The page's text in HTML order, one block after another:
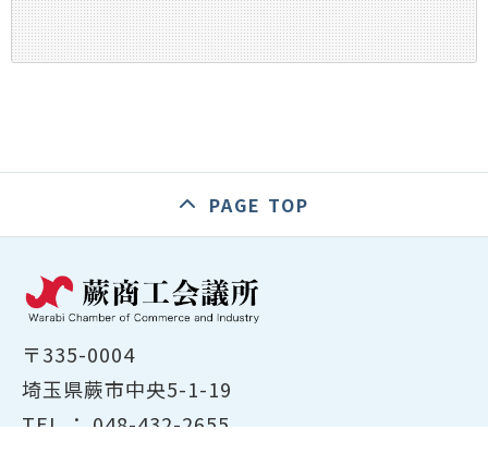
PAGE TOP
〒335-0004
埼玉県蕨市中央5-1-19
TEL ： 048-432-2655